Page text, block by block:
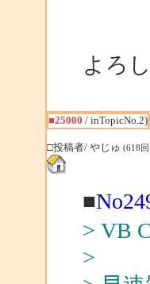
よろ
■25000 / inTopicNo.2)
□投稿者/ やじゅ (618
■
> VB
>